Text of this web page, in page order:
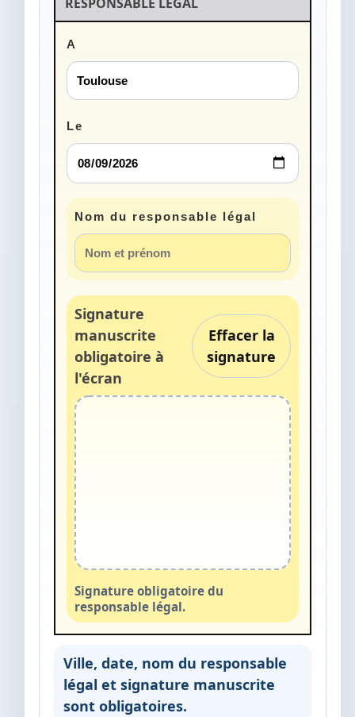
A
Le
Nom du responsable légal
Signature
manuscrite
obligatoire à
l'écran
Effacer la
signature
Signature obligatoire du
responsable légal.
Ville, date, nom du responsable
légal et signature manuscrite
sont obligatoires.